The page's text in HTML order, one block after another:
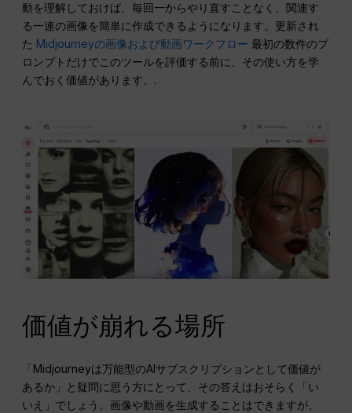
動を理解しておけば、毎回一からやり直すことなく、関連す
る一連の画像を簡単に作成できるようになります。更新され
た Midjourneyの画像および動画ワークフロー 最初の数件のプ
ロンプトだけでこのツールを評価する前に、その使い方を学
んでおく価値があります。.
価値が崩れる場所
「Midjourneyは万能型のAIサブスクリプションとして価値が
あるか」と疑問に思う方にとって、その答えはおそらく「い
いえ」でしょう。画像や動画を生成することはできますが、